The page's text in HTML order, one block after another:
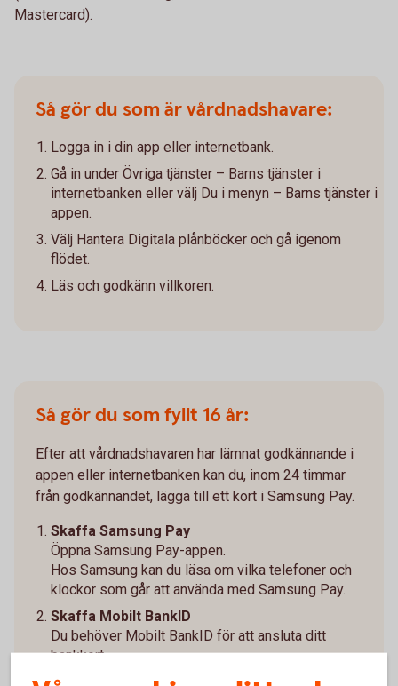
Mastercard).
Så gör du som är vårdnadshavare:
Logga in i din app eller internetbank.
Gå in under Övriga tjänster – Barns tjänster i
internetbanken eller välj Du i menyn – Barns tjänster i
appen.
Välj Hantera Digitala plånböcker och gå igenom
flödet.
Läs och godkänn villkoren.
Så gör du som fyllt 16 år:
Efter att vårdnadshavaren har lämnat godkännande i
appen eller internetbanken kan du, inom 24 timmar
från godkännandet, lägga till ett kort i Samsung Pay.
Skaffa Samsung Pay
Öppna Samsung Pay-appen.
Hos Samsung kan du läsa om vilka telefoner och
klockor som går att använda med Samsung Pay.
Skaffa Mobilt BankID
Du behöver Mobilt BankID för att ansluta ditt
bankkort.
Anslut kortet och verifiera